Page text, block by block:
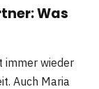
Was
immer wieder
Auch Maria